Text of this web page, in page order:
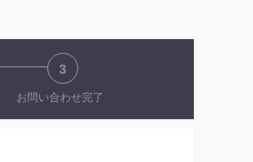
3
お問い合わせ完了